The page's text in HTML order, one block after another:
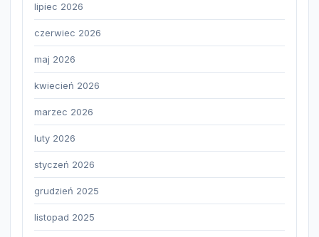
lipiec 2026
czerwiec 2026
maj 2026
kwiecień 2026
marzec 2026
luty 2026
styczeń 2026
grudzień 2025
listopad 2025